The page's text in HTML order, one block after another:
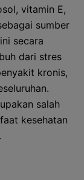
vitamin E,
sumber
secara
dari stres
kronis,
salah
kesehatan